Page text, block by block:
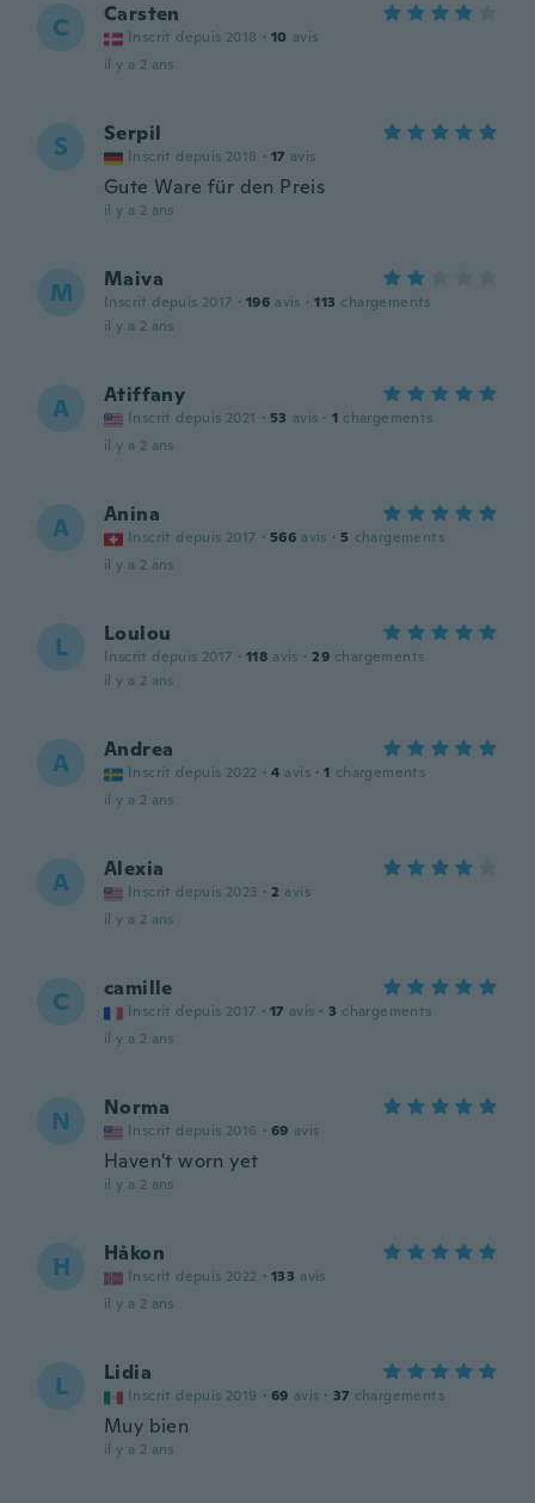
C Carsten
Inscrit depuis 2018 · 10 avis
il y a 2 ans
S Serpil
Inscrit depuis 2018 · 17 avis
Gute Ware für den Preis
il y a 2 ans
M Maiva
Inscrit depuis 2017 · 196 avis · 113 chargements
il y a 2 ans
A Atiffany
Inscrit depuis 2021 · 53 avis · 1 chargements
il y a 2 ans
A Anina
Inscrit depuis 2017 · 566 avis · 5 chargements
il y a 2 ans
L Loulou
Inscrit depuis 2017 · 118 avis · 29 chargements
il y a 2 ans
A Andrea
Inscrit depuis 2022 · 4 avis · 1 chargements
il y a 2 ans
A Alexia
Inscrit depuis 2023 · 2 avis
il y a 2 ans
C camille
Inscrit depuis 2017 · 17 avis · 3 chargements
il y a 2 ans
N Norma
Inscrit depuis 2016 · 69 avis
Haven't worn yet
il y a 2 ans
H Håkon
Inscrit depuis 2022 · 133 avis
il y a 2 ans
L Lidia
Inscrit depuis 2019 · 69 avis · 37 chargements
Muy bien
il y a 2 ans